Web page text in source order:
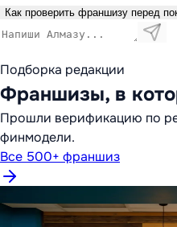
Как проверить франшизу перед
Подборка редакции
Франшизы, в
Прошли верификацию по
финмодели.
Все 500+ франшиз